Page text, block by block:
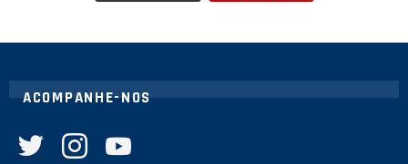
ACOMPANHE-NOS